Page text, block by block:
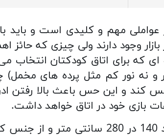
عواملی مهم و کلیدی است و باید
وجود دارند ولی چیزی که
که برای اتاق کودکتان انتخاب
و نه نور کم مثل پرده های
کند و این حس باعث بالا رفتن
بازی خود در اتاق خواهد داشت.